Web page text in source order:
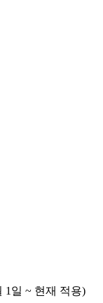
1일 ~ 현재 적용)